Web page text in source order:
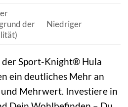
der
Niedriger
der Sport-Knight® Hula
ein deutliches Mehr an
Mehrwert. Investiere in